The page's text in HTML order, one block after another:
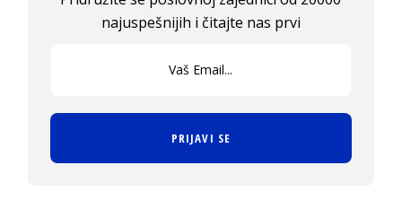
najuspešnijih i čitajte nas prvi
PRIJAVI SE